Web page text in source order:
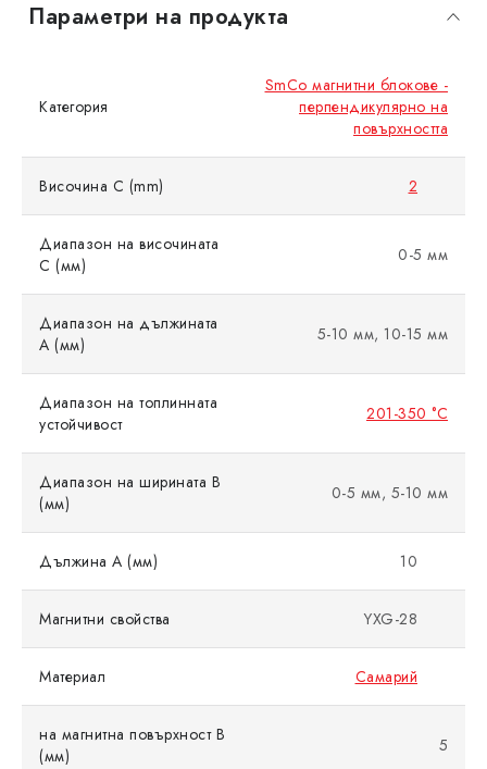
Параметри на продукта
Категория
SmCo магнитни блокове -
перпендикулярно на
повърхността
Височина C (mm) 2
Диапазон на височината
C (мм)
0-5 мм
Диапазон на дължината
A (мм)
5-10 мм, 10-15 мм
Диапазон на топлинната
устойчивост
201-350 °C
Диапазон на ширината B
(мм)
0-5 мм, 5-10 мм
Дължина A (мм) 10
Магнитни свойства YXG-28
Материал Самарий
на магнитна повърхност B
(мм)
5